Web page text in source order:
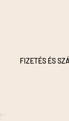
FIZETÉS ÉS